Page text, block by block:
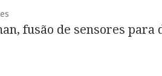
fusão de sensores para